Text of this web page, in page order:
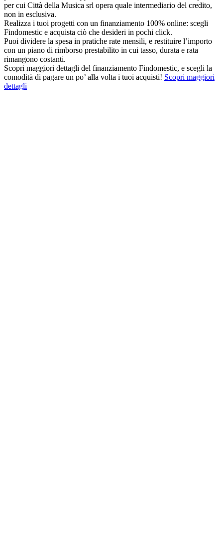
per cui Città della Musica srl opera quale intermediario del credito,
non in esclusiva.
Realizza i tuoi progetti con un finanziamento 100% online: scegli
Findomestic e acquista ciò che desideri in pochi click.
Puoi dividere la spesa in pratiche rate mensili, e restituire l’importo
con un piano di rimborso prestabilito in cui tasso, durata e rata
rimangono costanti.
Scopri maggiori dettagli del finanziamento Findomestic, e scegli la
comodità di pagare un po’ alla volta i tuoi acquisti! Scopri maggiori
dettagli